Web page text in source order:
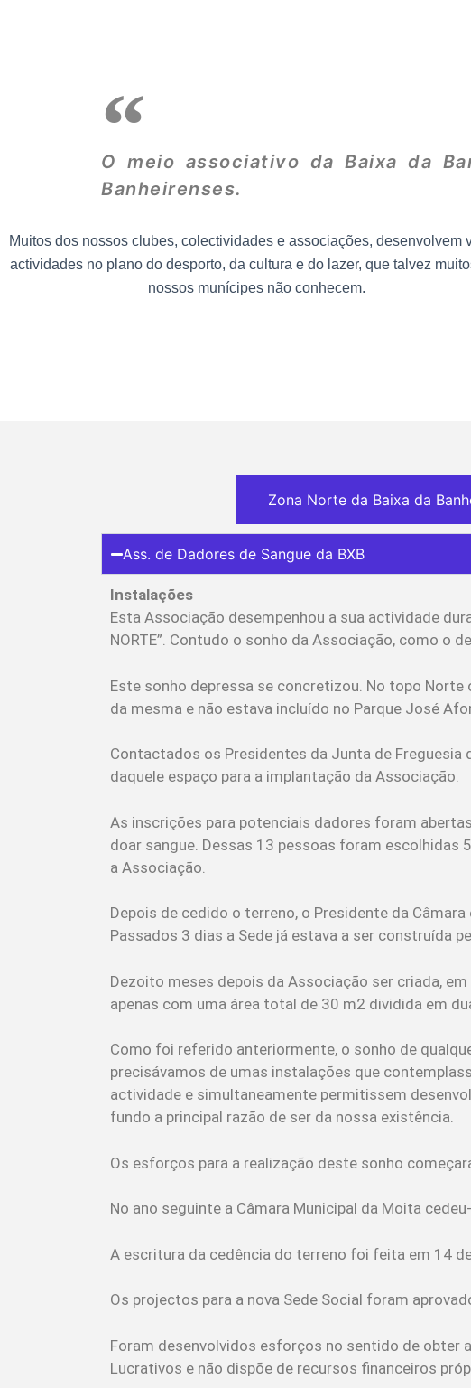
O meio associativo da Baixa da
Banheirenses.
Muitos dos nossos clubes, colectividades e associações, desenvolvem
actividades no plano do desporto, da cultura e do lazer, que talvez
nossos munícipes não conhecem.
Zona Norte da Baixa da
Ass. de Dadores de Sangue da BXB
Instalações
Esta Associação desempenhou a sua actividade
NORTE”. Contudo o sonho da Associação, como o
Este sonho depressa se concretizou. No topo
da mesma e não estava incluído no Parque José
Contactados os Presidentes da Junta de Freguesia
daquele espaço para a implantação da Associação.
As inscrições para potenciais dadores foram
doar sangue. Dessas 13 pessoas foram
a Associação.
Depois de cedido o terreno, o Presidente da
Passados 3 dias a Sede já estava a ser construída
Dezoito meses depois da Associação ser criada,
apenas com uma área total de 30 m2 dividida em
Como foi referido anteriormente, o sonho de
precisávamos de umas instalações que
actividade e simultaneamente permitissem
fundo a principal razão de ser da nossa existência.
Os esforços para a realização deste sonho
No ano seguinte a Câmara Municipal da Moita
A escritura da cedência do terreno foi feita em 14
Os projectos para a nova Sede Social foram
Foram desenvolvidos esforços no sentido de obter
Lucrativos e não dispõe de recursos financeiros